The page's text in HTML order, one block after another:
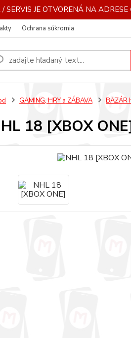
SERVIS JE OTVORENÁ NA
Ochrana súkromia
GAMING, HRY a ZÁBAVA BAZÁR
18 [XBOX